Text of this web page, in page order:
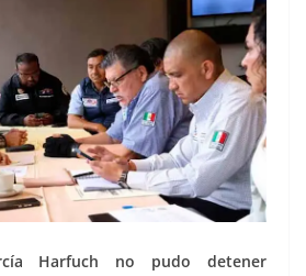
Harfuch no pudo detener